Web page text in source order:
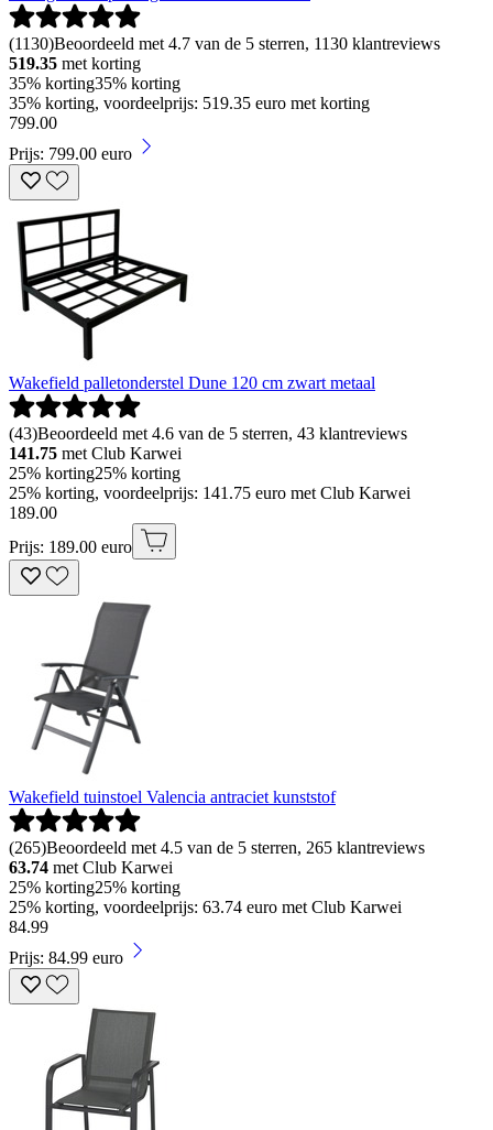
(1130)Beoordeeld met 4.7 van de 5 sterren, 1130 klantreviews
519.35 met korting
35% korting35% korting
35% korting, voordeelprijs: 519.35 euro met korting
799.00
Prijs: 799.00 euro
Wakefield palletonderstel Dune 120 cm zwart metaal
(43)Beoordeeld met 4.6 van de 5 sterren, 43 klantreviews
141.75 met Club Karwei
25% korting25% korting
25% korting, voordeelprijs: 141.75 euro met Club Karwei
189.00
Prijs: 189.00 euro
Wakefield tuinstoel Valencia antraciet kunststof
(265)Beoordeeld met 4.5 van de 5 sterren, 265 klantreviews
63.74 met Club Karwei
25% korting25% korting
25% korting, voordeelprijs: 63.74 euro met Club Karwei
84.99
Prijs: 84.99 euro